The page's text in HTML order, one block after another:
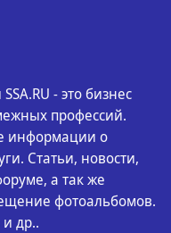
- это бизнес
профессий.
информации о
Статьи, новости,
а так же
фотоальбомов.
др..